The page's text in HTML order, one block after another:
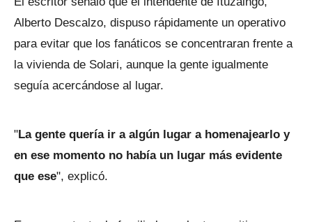
Alberto Descalzo, dispuso rápidamente un operativo
para evitar que los fanáticos se concentraran frente a
la vivienda de Solari, aunque la gente igualmente
seguía acercándose al lugar.
"La gente quería ir a algún lugar a homenajearlo y
en ese momento no había un lugar más evidente
que ese", explicó.